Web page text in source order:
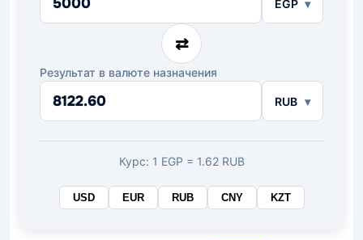
EGP
⇄
Результат в валюте назначения
RUB
Курс: 1 EGP = 1.62 RUB
USD EUR RUB CNY KZT